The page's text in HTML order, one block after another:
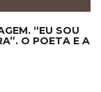
“EU SOU
O POETA E A